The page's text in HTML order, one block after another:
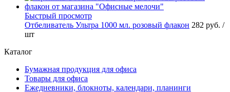
Быстрый просмотр
Отбеливатель Ультра 1000 мл. розовый флакон 282 руб. /
шт
Каталог
Бумажная продукция для офиса
Товары для офиса
Ежедневники, блокноты, календари, планинги